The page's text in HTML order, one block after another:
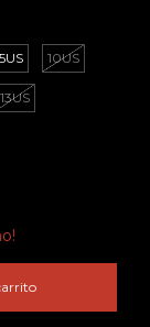
10US
13US